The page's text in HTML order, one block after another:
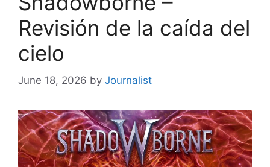
Revisión de la caída del
cielo
June 18, 2026 by Journalist